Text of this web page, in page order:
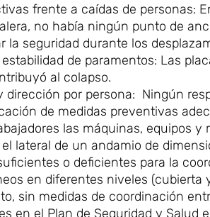
frente a caídas de personas:
no había ningún punto de
la seguridad durante los
de paramentos: Las
al colapso.
por persona: Ningún
de medidas preventivas
las máquinas, equipos
lateral de un andamio de
o deficientes para la
en diferentes niveles
sin medidas de coordinación
en el Plan de Seguridad y Salud